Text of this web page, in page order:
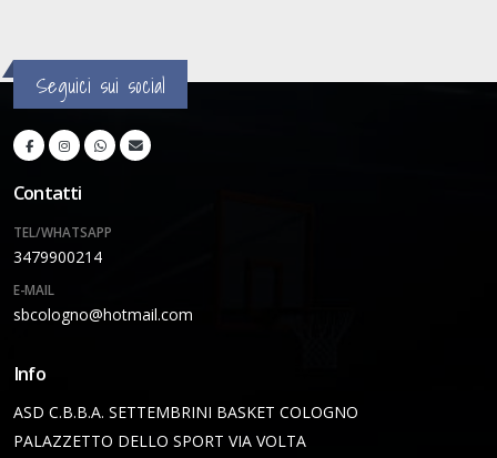
Seguici sui social
Contatti
TEL/WHATSAPP
3479900214
E-MAIL
sbcologno@hotmail.com
Info
ASD C.B.B.A. SETTEMBRINI BASKET COLOGNO
PALAZZETTO DELLO SPORT VIA VOLTA